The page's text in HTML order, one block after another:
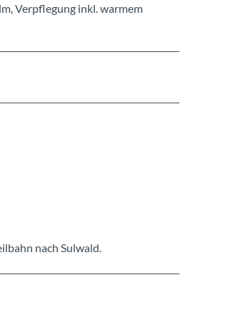
Verpflegung inkl. warmem
nach Sulwald.